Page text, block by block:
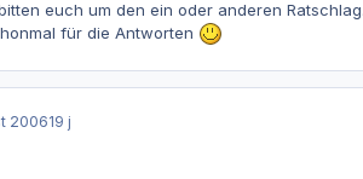
euch um den ein oder anderen Ratschlag.
für die Antworten
200619 j